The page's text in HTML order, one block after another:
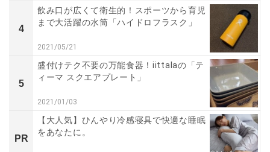
4
飲み口が広くて衛生的！スポーツから育児
まで大活躍の水筒「ハイドロフラスク」
2021/05/21
5
盛付けテク不要の万能食器！iittalaの「テ
ィーマ スクエアプレート」
2021/01/03
PR
【大人気】ひんやり冷感寝具で快適な睡眠
をあなたに。